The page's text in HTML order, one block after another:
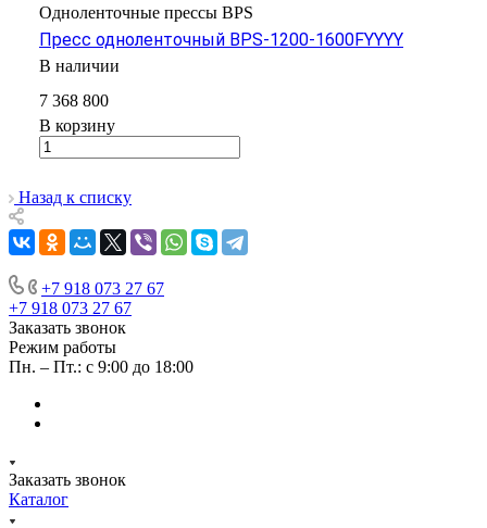
Одноленточные прессы BPS
Пресс одноленточный BPS-1200-1600FYYYY
В наличии
7 368 800
В корзину
Назад к списку
+7 918 073 27 67
+7 918 073 27 67
Заказать звонок
Режим работы
Пн. – Пт.: с 9:00 до 18:00
Заказать звонок
Каталог